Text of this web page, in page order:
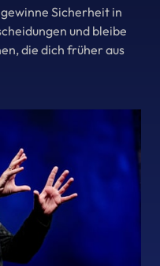
Sicherheit in
und bleibe
die dich früher aus